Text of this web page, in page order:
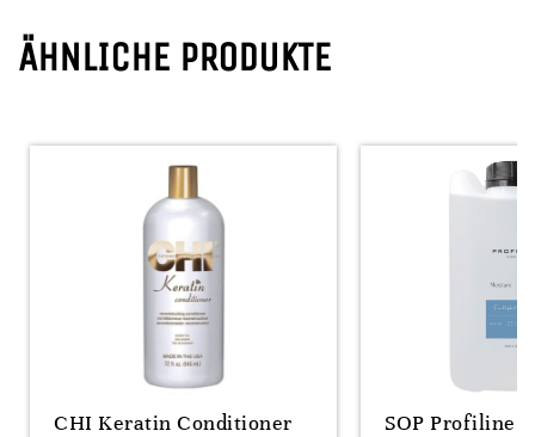
ÄHNLICHE PRODUKTE
CHI Keratin Conditioner
SOP Profiline